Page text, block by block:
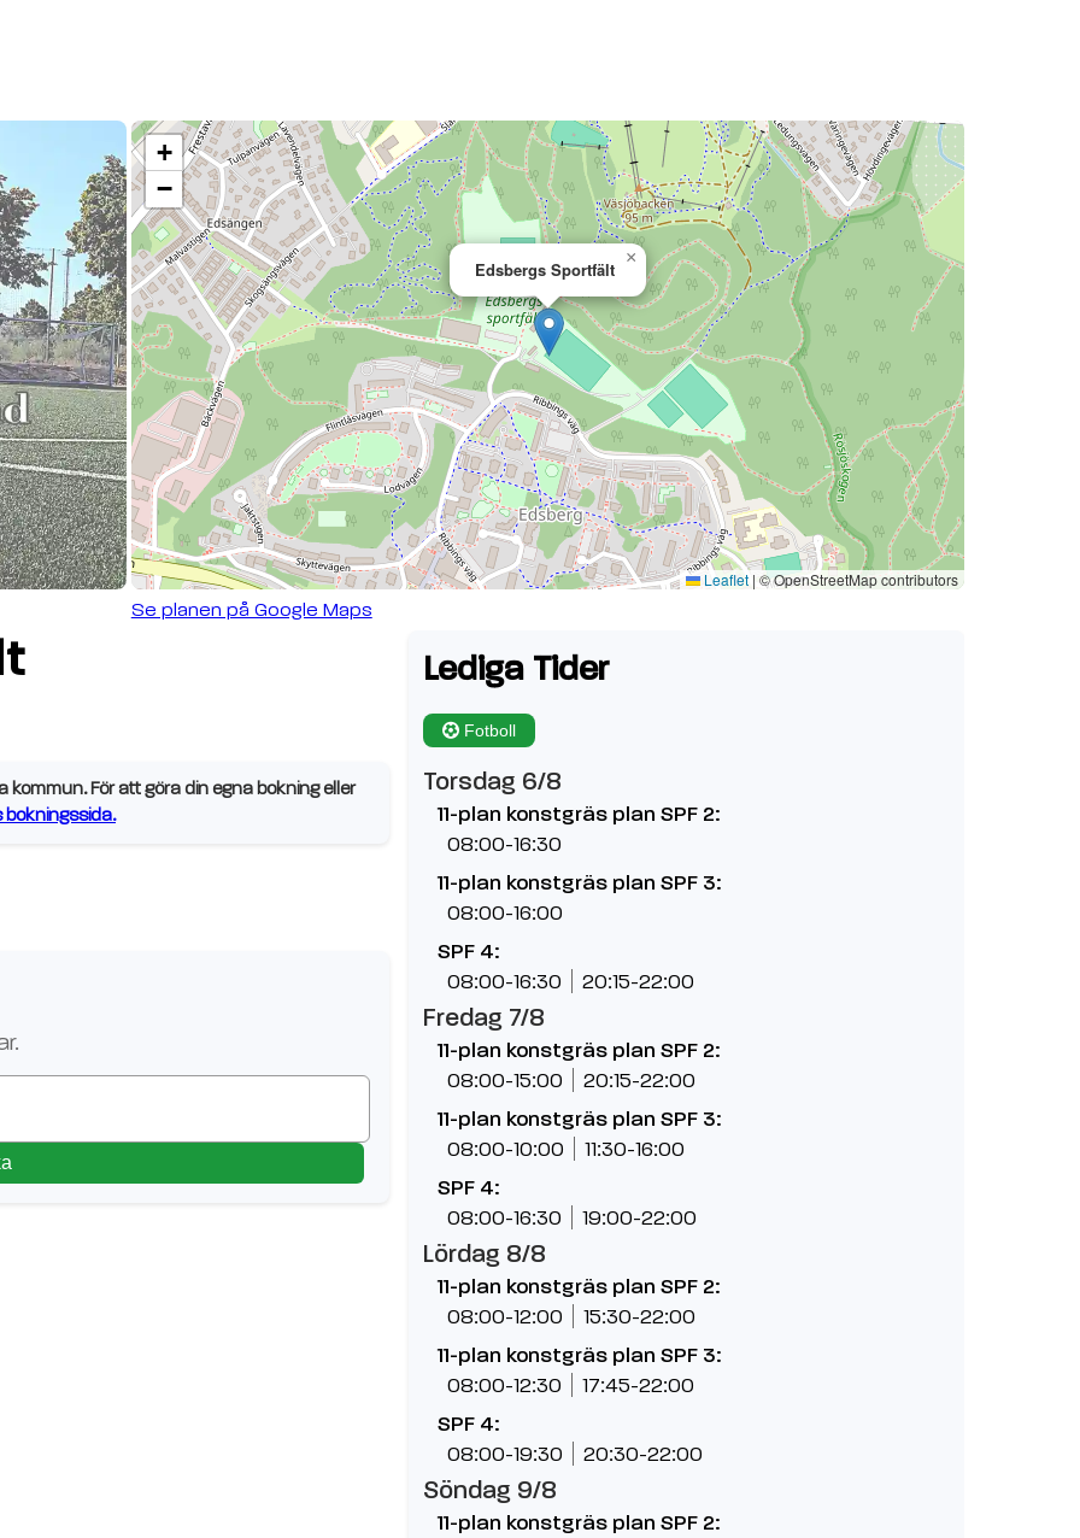
Edsbergs Sportfält
×
+
−
Leaflet | © OpenStreetMap contributors
Se planen på Google Maps
För att göra din egna bokning eller
Lediga Tider
Fotboll
Torsdag 6/8
11-plan konstgräs plan SPF 2:
08:00-16:30
11-plan konstgräs plan SPF 3:
08:00-16:00
SPF 4:
08:00-16:30 20:15-22:00
Fredag 7/8
11-plan konstgräs plan SPF 2:
08:00-15:00 20:15-22:00
11-plan konstgräs plan SPF 3:
08:00-10:00 11:30-16:00
SPF 4:
08:00-16:30 19:00-22:00
Lördag 8/8
11-plan konstgräs plan SPF 2:
08:00-12:00 15:30-22:00
11-plan konstgräs plan SPF 3:
08:00-12:30 17:45-22:00
SPF 4:
08:00-19:30 20:30-22:00
Söndag 9/8
11-plan konstgräs plan SPF 2: